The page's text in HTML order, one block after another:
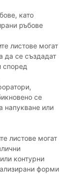
като
ръбове
листове могат
да се създадат
според
се
напукване или
листове могат
контурни
форми